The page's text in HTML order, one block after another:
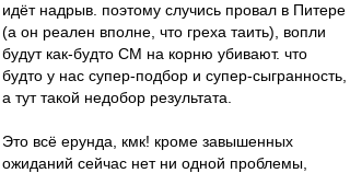
идёт надрыв. поэтому случись провал в Питере
(а он реален вполне, что греха таить), вопли
будут как-будто СМ на корню убивают. что
будто у нас супер-подбор и супер-сыгранность,
а тут такой недобор результата.
Это всё ерунда, кмк! кроме завышенных
ожиданий сейчас нет ни одной проблемы,